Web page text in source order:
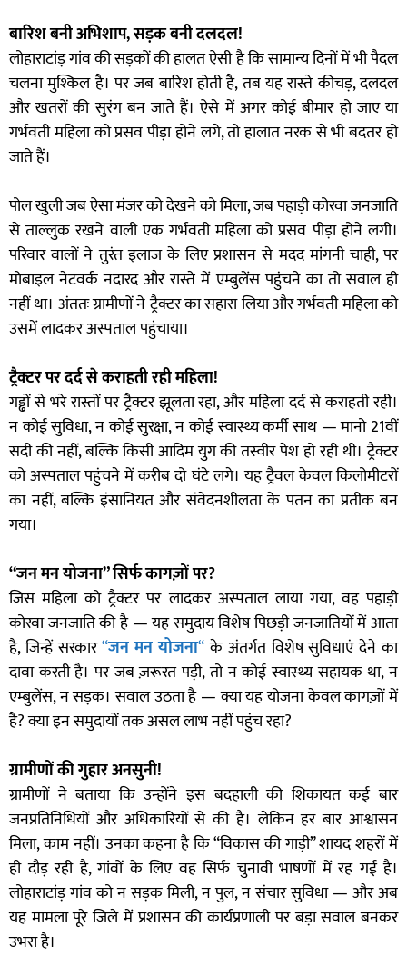
बारिश बनी अभिशाप, सड़क बनी दलदल!
लोहाराटांड़ गांव की सड़कों की हालत ऐसी है कि सामान्य दिनों में भी पैदल
चलना मुश्किल है। पर जब बारिश होती है, तब यह रास्ते कीचड़, दलदल
और खतरों की सुरंग बन जाते हैं। ऐसे में अगर कोई बीमार हो जाए या
गर्भवती महिला को प्रसव पीड़ा होने लगे, तो हालात नरक से भी बदतर हो
जाते हैं।
पोल खुली जब ऐसा मंजर को देखने को मिला, जब पहाड़ी कोरवा जनजाति
से ताल्लुक रखने वाली एक गर्भवती महिला को प्रसव पीड़ा होने लगी।
परिवार वालों ने तुरंत इलाज के लिए प्रशासन से मदद मांगनी चाही, पर
मोबाइल नेटवर्क नदारद और रास्ते में एम्बुलेंस पहुंचने का तो सवाल ही
नहीं था। अंततः ग्रामीणों ने ट्रैक्टर का सहारा लिया और गर्भवती महिला को
उसमें लादकर अस्पताल पहुंचाया।
ट्रैक्टर पर दर्द से कराहती रही महिला!
गड्ढों से भरे रास्तों पर ट्रैक्टर झूलता रहा, और महिला दर्द से कराहती रही।
न कोई सुविधा, न कोई सुरक्षा, न कोई स्वास्थ्य कर्मी साथ — मानो 21वीं
सदी की नहीं, बल्कि किसी आदिम युग की तस्वीर पेश हो रही थी। ट्रैक्टर
को अस्पताल पहुंचने में करीब दो घंटे लगे। यह ट्रैवल केवल किलोमीटरों
का नहीं, बल्कि इंसानियत और संवेदनशीलता के पतन का प्रतीक बन
गया।
“जन मन योजना” सिर्फ कागज़ों पर?
जिस महिला को ट्रैक्टर पर लादकर अस्पताल लाया गया, वह पहाड़ी
कोरवा जनजाति की है — यह समुदाय विशेष पिछड़ी जनजातियों में आता
है, जिन्हें सरकार“जन मन योजना“के अंतर्गत विशेष सुविधाएं देने का
दावा करती है। पर जब ज़रूरत पड़ी, तो न कोई स्वास्थ्य सहायक था, न
एम्बुलेंस, न सड़क। सवाल उठता है — क्या यह योजना केवल कागज़ों में
है? क्या इन समुदायों तक असल लाभ नहीं पहुंच रहा?
ग्रामीणों की गुहार अनसुनी!
ग्रामीणों ने बताया कि उन्होंने इस बदहाली की शिकायत कई बार
जनप्रतिनिधियों और अधिकारियों से की है। लेकिन हर बार आश्वासन
मिला, काम नहीं। उनका कहना है कि “विकास की गाड़ी” शायद शहरों में
ही दौड़ रही है, गांवों के लिए वह सिर्फ चुनावी भाषणों में रह गई है।
लोहाराटांड़ गांव को न सड़क मिली, न पुल, न संचार सुविधा — और अब
यह मामला पूरे जिले में प्रशासन की कार्यप्रणाली पर बड़ा सवाल बनकर
उभरा है।